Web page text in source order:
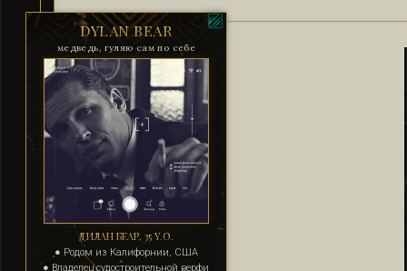
DYLAN BEAR
медведь, гуляю сам по себе
ДИЛАН БЕАР, 35 Y.O.
● Родом из Калифорнии, США
● Владелец судостроительной верфи